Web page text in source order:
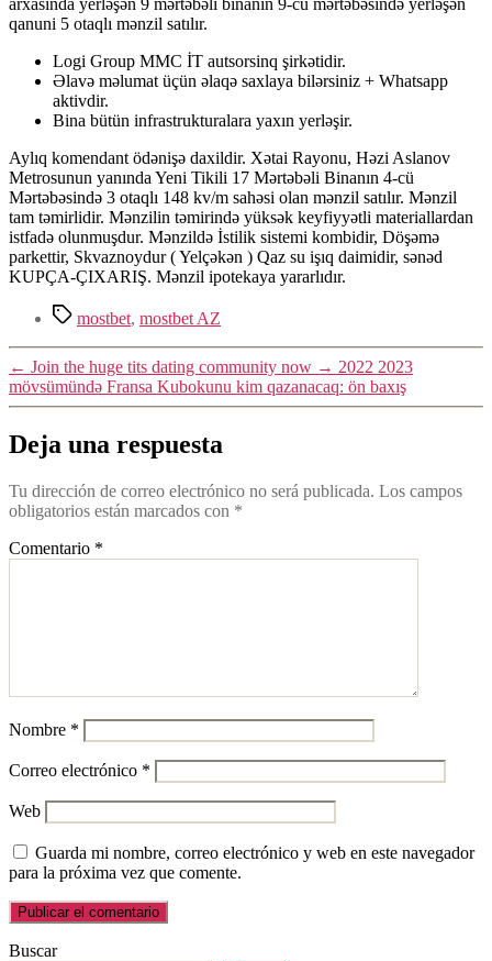
arxasında yerləşən 9 mərtəbəli binanın 9-cu mərtəbəsində yerləşən
qanuni 5 otaqlı mənzil satılır.
Logi Group MMC İT autsorsinq şirkətidir.
Əlavə məlumat üçün əlaqə saxlaya bilərsiniz + Whatsapp
aktivdir.
Bina bütün infrastrukturalara yaxın yerləşir.
Aylıq komendant ödənişə daxildir. Xətai Rayonu, Həzi Aslanov
Metrosunun yanında Yeni Tikili 17 Mərtəbəli Binanın 4-cü
Mərtəbəsində 3 otaqlı 148 kv/m sahəsi olan mənzil satılır. Mənzil
tam təmirlidir. Mənzilin təmirində yüksək keyfiyyətli materiallardan
istfadə olunmuşdur. Mənzildə İstilik sistemi kombidir, Döşəmə
parkettir, Skvaznoydur ( Yelçəkən ) Qaz su işıq daimidir, sənəd
KUPÇA-ÇIXARIŞ. Mənzil ipotekaya yararlıdır.
Etiquetas
mostbet, mostbet AZ
← Join the huge tits dating community now → 2022 2023
mövsümündə Fransa Kubokunu kim qazanacaq: ön baxış
Deja una respuesta
Tu dirección de correo electrónico no será publicada. Los campos
obligatorios están marcados con *
Comentario *
Nombre *
Correo electrónico *
Web
Guarda mi nombre, correo electrónico y web en este navegador
para la próxima vez que comente.
Buscar